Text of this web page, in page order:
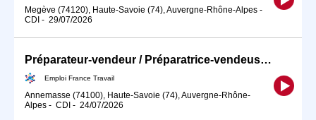
Megève (74120), Haute-Savoie (74), Auvergne-Rhône-Alpes -
CDI - 29/07/2026
Préparateur-vendeur / Préparatrice-vendeuse en restauration rapid (H/F)
Emploi France Travail
Annemasse (74100), Haute-Savoie (74), Auvergne-Rhône-
Alpes - CDI - 24/07/2026